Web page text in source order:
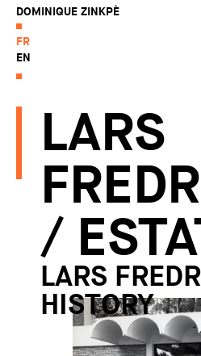
DOMINIQUE ZINKPÈ
FR
EN
LARS
/
LARS
HISTORY